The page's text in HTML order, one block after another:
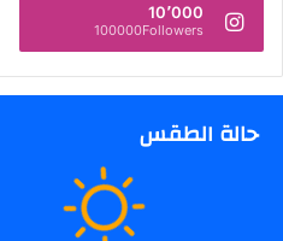
10٬000
100000Followers
حالة الطقس